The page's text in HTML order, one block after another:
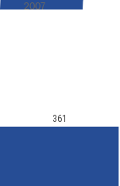
2007
361